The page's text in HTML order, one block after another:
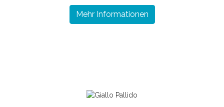
Mehr Informationen